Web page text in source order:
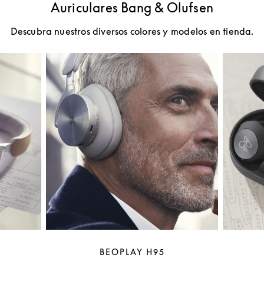
Auriculares Bang & Olufsen
Descubra nuestros diversos colores y modelos en tienda.
BEOPLAY H95